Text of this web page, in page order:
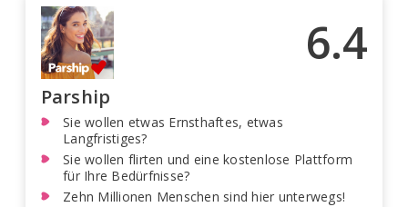
6.4
Parship
Sie wollen etwas Ernsthaftes, etwas
Langfristiges?
Sie wollen flirten und eine kostenlose Plattform
für Ihre Bedürfnisse?
Zehn Millionen Menschen sind hier unterwegs!